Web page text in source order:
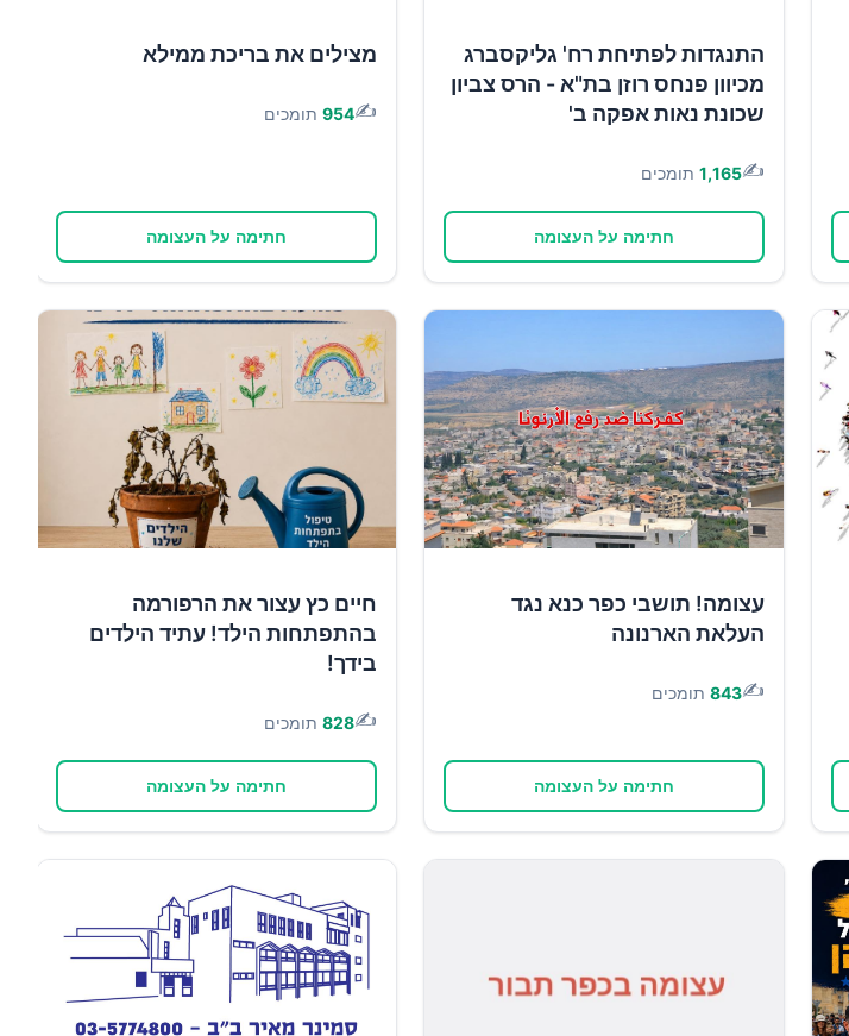
התנגדות לפתיחת רח' גליקסברג
מכיוון פנחס רוזן בת"א - הרס צביון
שכונת נאות אפקה ב'
✍️
1,165 תומכים
חתימה על העצומה
מצילים את בריכת ממילא
✍️
954 תומכים
חתימה על העצומה
עצומה! תושבי כפר כנא נגד
העלאת הארנונה
✍️
843 תומכים
חתימה על העצומה
חיים כץ עצור את הרפורמה
בהתפתחות הילד! עתיד הילדים
בידך!
✍️
828 תומכים
חתימה על העצומה